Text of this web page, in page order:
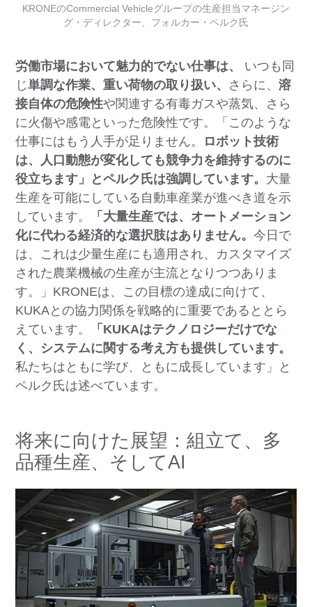
KRONEのCommercial Vehicleグループの生産担当マネージン
グ・ディレクター、フォルカー・ペルク氏
労働市場において魅力的でない仕事は、
いつも同
じ単調な作業、重い荷物の取り扱い、 さらに、溶
接自体の危険性や関連する有毒ガスや蒸気、さら
に火傷や感電といった危険性です。「このような
仕事にはもう人手が足りません。
ロボット技術
は、人口動態が変化しても競争力を維持するのに
役立ちます」とペルク氏は強調しています。 大量
生産を可能にしている自動車産業が進べき道を示
しています。
「大量生産では、オートメーション
化に代わる経済的な選択肢はありません。今日で
は、これは少量生産にも適用され、カスタマイズ
された農業機械の生産が主流となりつつありま
す。」KRONEは、この目標の達成に向けて、
KUKAとの協力関係を戦略的に重要であるととら
えています。
「KUKAはテクノロジーだけでな
く、システムに関する考え方も提供しています。
私たちはともに学び、ともに成長しています」と
ペルク氏は述べています。
将来に向けた展望：組立て、多
品種生産、そしてAI